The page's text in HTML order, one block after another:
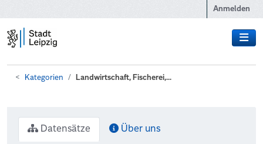
Anmelden
Kategorien Landwirtschaft, Fischerei,...
Datensätze Über uns